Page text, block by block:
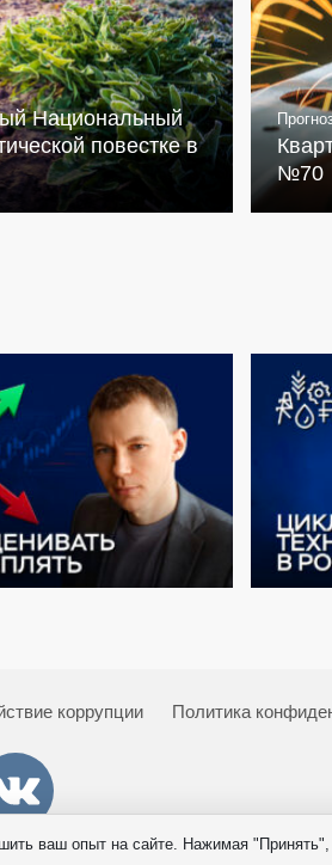
Национальный
повестке в
№70
коррупции Политика
ваш опыт на сайте. Нажимая "Принять",